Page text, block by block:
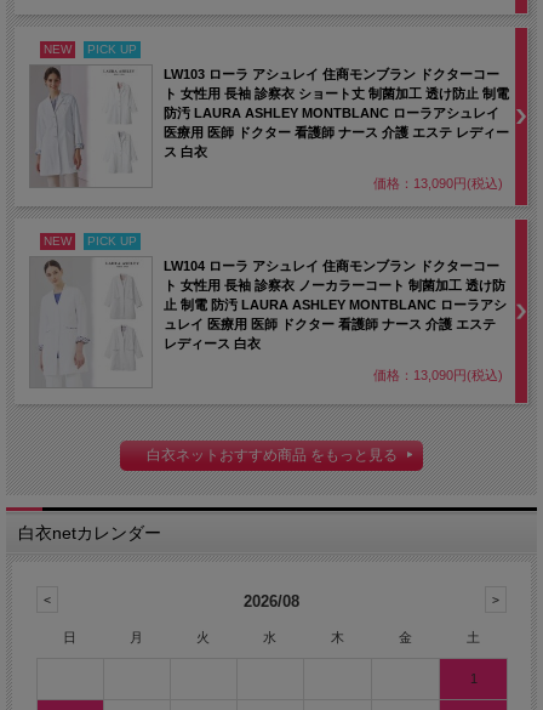
2025/11/26 レピウスのイージーケアストレッチパンツ。
2025/11/25 レピウスのイージーケアスクラブ女性用スクラブ。
2025/11/21 ストレッチのきいたナースパンツはイージーケアでお手
入れ簡単。
2025/11/20 高齢者にもおすすめの快適ルームウェアパンツ。
2025/11/19 脱ぎ着しやすい遠赤外線効果付きの前開きシャツ。
2025/11/18 高齢者にお勧め。肩をしっかり覆える暖かい軽量ベス
ト。
2025/11/17 高齢者におすすめ。身体への負担が少ない軽量ウォーム
ジャケット。
2025/11/14 【web先行販売】ディッキーズ男性用ドクターコート。
ソフトな肌触り。
2025/11/13 繊維上の特定のウイルスの数を減少させ、細菌の増殖を
抑制する、安全性の高い男女兼用スクラブパンツ。
2025/11/12 ｢抗ウイルス性｣と｢制菌性｣を保持し、特定のウイルスの
数を99％以上減少させる男女兼用スクラブ白衣。
2025/11/11 Aラインシルエットが美しいワンピース。エレガントな
2025/11/10 プリント柄が華やかな印象の着脱しやすい前開きの男女
兼用スクラブです。
NEW PICK UP
LW103 ローラ アシュレイ 住商モンブラン ドクターコー
ト 女性用 長袖 診察衣 ショート丈 制菌加工 透け防止 制電
防汚 LAURA ASHLEY MONTBLANC ローラアシュレイ
医療用 医師 ドクター 看護師 ナース 介護 エステ レディー
ス 白衣
価格：13,090円(税込)
NEW PICK UP
LW104 ローラ アシュレイ 住商モンブラン ドクターコー
ト 女性用 長袖 診察衣 ノーカラーコート 制菌加工 透け防
止 制電 防汚 LAURA ASHLEY MONTBLANC ローラアシ
ュレイ 医療用 医師 ドクター 看護師 ナース 介護 エステ
レディース 白衣
価格：13,090円(税込)
白衣ネットおすすめ商品 をもっと見る
白衣netカレンダー
2026/08
日 月 火 水 木 金 土
1